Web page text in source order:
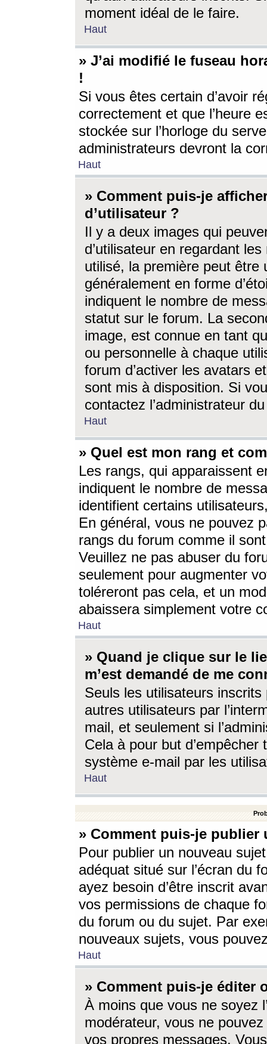
moment idéal de le faire.
Haut
» J’ai modifié le fuseau
!
Si vous êtes certain d’avoir
correctement et que l’heure
stockée sur l’horloge du
administrateurs devront la
Haut
» Comment puis-je
d’utilisateur ?
Il y a deux images qui
d’utilisateur en regardant
utilisé, la première peut être
généralement en forme
indiquent le nombre de
statut sur le forum. La
image, est connue en tant
ou personnelle à chaque
forum d’activer les avatars
sont mis à disposition. Si
contactez l’administrateur
Haut
» Quel est mon rang et
Les rangs, qui apparaissent
indiquent le nombre de
identifient certains
En général, vous ne pouvez
rangs du forum comme il
Veuillez ne pas abuser du
seulement pour augmenter
toléreront pas cela, et un
abaissera simplement votre
Haut
» Quand je clique sur le
m’est demandé de me
Seuls les utilisateurs
autres utilisateurs par
mail, et seulement si
Cela à pour but
système e-mail par les
Haut
» Comment puis-je
Pour publier un nouveau
adéquat situé sur l’écran du
ayez besoin d’être inscrit
vos permissions de chaque
du forum ou du sujet. Par
nouveaux sujets, vous
Haut
» Comment puis-je éditer
À moins que vous ne soyez
modérateur, vous ne
vos propres messages.